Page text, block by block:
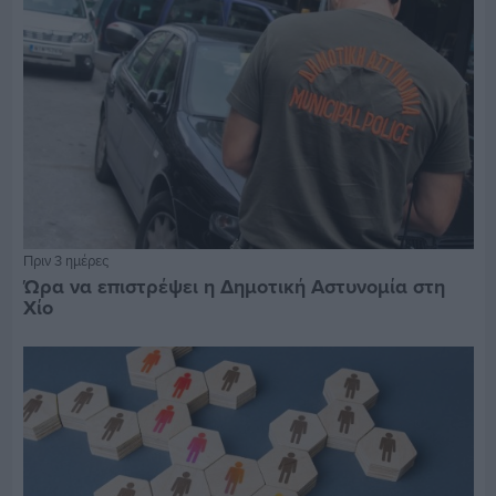
Πριν 3 ημέρες
Ώρα να επιστρέψει η Δημοτική Αστυνομία στη
Χίο